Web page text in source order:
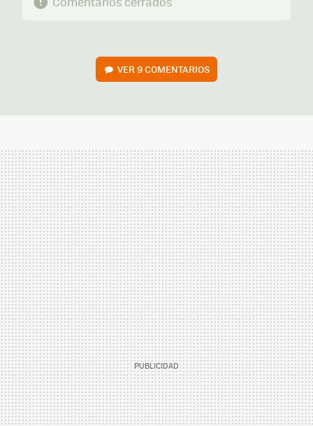
VER 9 COMENTARIOS